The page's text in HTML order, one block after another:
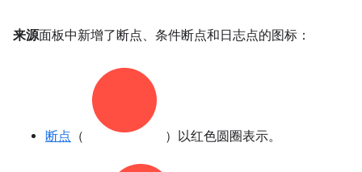
来源面板中新增了断点、条件断点和日志点的图标：
断点 （ ）以红色圆圈表示。